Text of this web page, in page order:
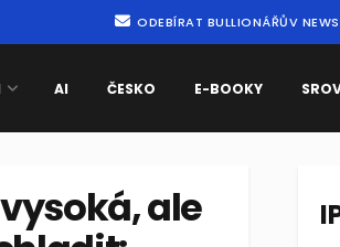
ODEBÍRAT BULLIONÁŘŮV
AI ČESKO E-BOOKY
ale